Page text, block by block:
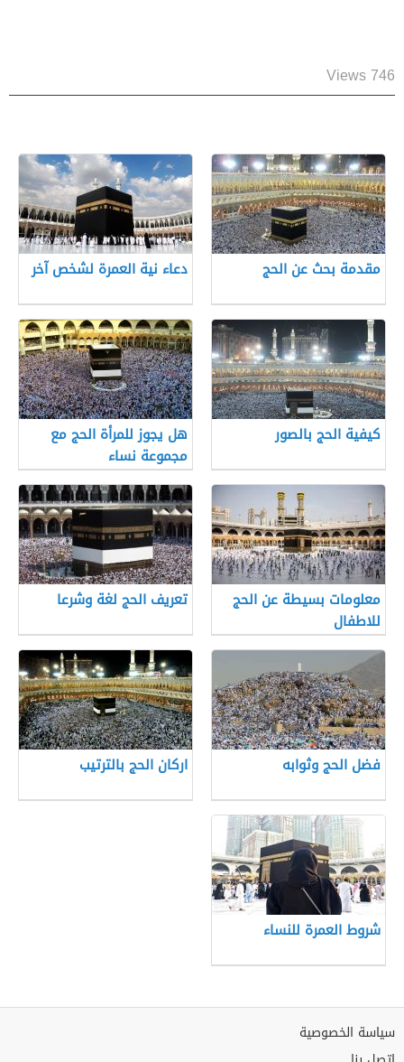
746 Views
مقدمة بحث عن الحج دعاء نية العمرة لشخص آخر
كيفية الحج بالصور
هل يجوز للمرأة الحج مع
مجموعة نساء
معلومات بسيطة عن الحج
للاطفال
تعريف الحج لغة وشرعا
فضل الحج وثوابه اركان الحج بالترتيب
شروط العمرة للنساء
سياسة الخصوصية